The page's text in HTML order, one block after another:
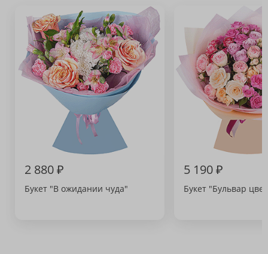
2 880 ₽
Букет "В ожидании чуда"
5 190 ₽
Букет "Бульвар